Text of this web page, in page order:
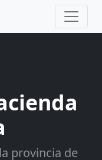
provincia de